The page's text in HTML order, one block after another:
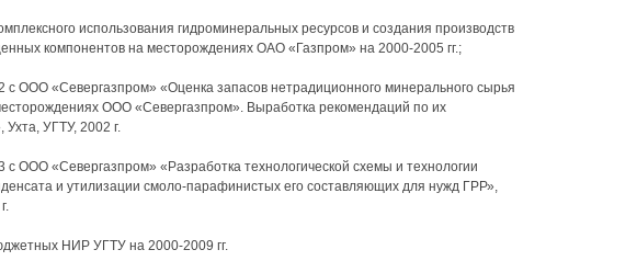
использования гидроминеральных ресурсов и создания производств
компонентов на месторождениях ОАО «Газпром» на 2000-2005 гг.;
с ООО «Севергазпром» «Оценка запасов нетрадиционного минерального сырья
ООО «Севергазпром». Выработка рекомендаций по их
УГТУ, 2002 г.
ООО «Севергазпром» «Разработка технологической схемы и технологии
и утилизации смоло-парафинистых его составляющих для нужд ГРР»,
НИР УГТУ на 2000-2009 гг.